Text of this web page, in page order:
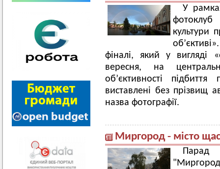
У
культури
фіналі, який у вигляді
вересня, на
об’єктивності
виставлені без прізвищ
назва фотографії.
Миргород - місто
Парад